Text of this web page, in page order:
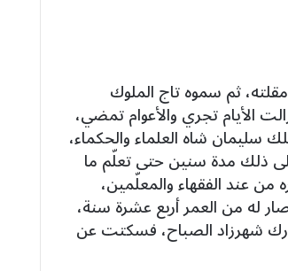
ثم سموه تاج الملوك
الأيام تجري والأعوام تمضي،
شاه العلماء والحكماء،
ذلك مدة سنين حتى تعلّم ما
عند الفقهاء والمعلّمين،
له من العمر أربع عشرة سنة،
شهرزاد الصباح، فسكتت عن